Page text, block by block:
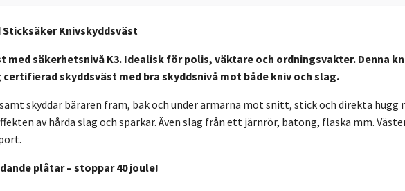
Sticksäker Knivskyddsväst
med säkerhetsnivå K3. Idealisk för polis, väktare och ordningsvakter. Denna
skyddsväst med bra skyddsnivå mot både kniv och slag.
skyddar bäraren fram, bak och under armarna mot snitt, stick och direkta hugg
av hårda slag och sparkar. Även slag från ett järnrör, batong, flaska mm.
plåtar – stoppar 40 joule!